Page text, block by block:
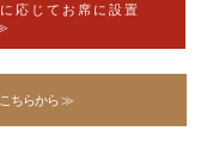
応じてお席に設置
ちらから ≫